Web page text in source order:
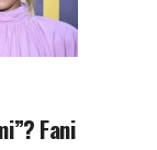
Fani